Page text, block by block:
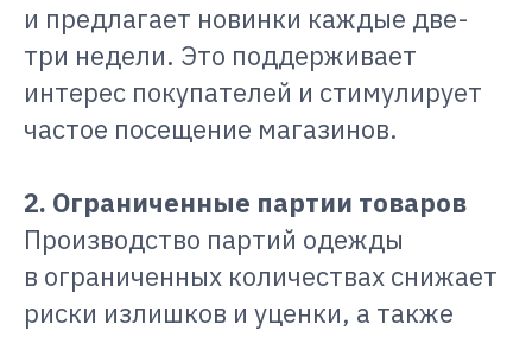
и предлагает новинки каждые две-
три недели. Это поддерживает
интерес покупателей и стимулирует
частое посещение магазинов.
2. Ограниченные партии товаров
Производство партий одежды
в ограниченных количествах снижает
риски излишков и уценки, а также